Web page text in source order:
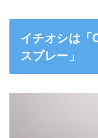
イチオシは「
スプレー」